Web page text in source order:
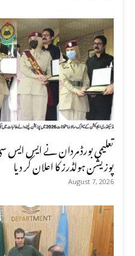
پوزیشن ہولڈرز کا اعلان کر دیا
August 7, 2026